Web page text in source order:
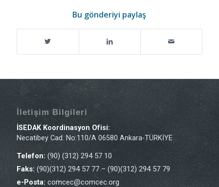
Bu gönderiyi paylaş
İletişim Bilgileri
İSEDAK Koordinasyon Ofisi:
Necatibey Cad. No:110/A 06580 Ankara-TÜRKİYE
Telefon:(90) (312) 294 57 10
Faks: (90)(312) 294 57 77 – (90)(312) 294 57 79
e-Posta:comcec@comcec.org